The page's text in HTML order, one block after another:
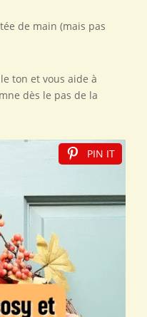
de main (mais pas
ton et vous aide à
dès le pas de la
PIN IT